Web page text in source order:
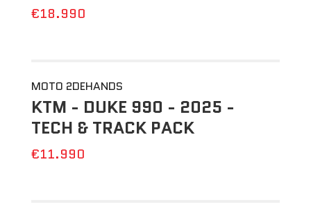
€18.990
MOTO 2DEHANDS
KTM - DUKE 990 - 2025 -
TECH & TRACK PACK
€11.990